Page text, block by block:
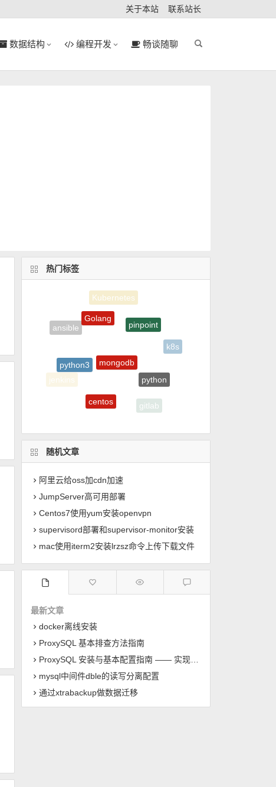
关于本站 联系站长
数据结构 编程开发 畅谈随聊
热门标签
ansible
Golang
pinpoint
k8s
jenkins
python3
python
gitlab
centos
随机文章
阿里云给oss加cdn加速
JumpServer高可用部署
Centos7使用yum安装openvpn
supervisord部署和supervisor-monitor安装
mac使用iterm2安装lrzsz命令上传下载文件
最新文章
docker离线安装
ProxySQL 基本排查方法指南
ProxySQL 安装与基本配置指南 —— 实现 MySQL 读写分离
mysql中间件dble的读写分离配置
通过xtrabackup做数据迁移